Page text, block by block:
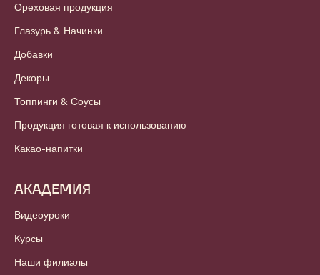
Ореховая продукция
Глазурь & Начинки
Добавки
Декоры
Топпинги & Соусы
Продукция готовая к использованию
Какао-напитки
АКАДЕМИЯ
Видеоуроки
Курсы
Наши филиалы